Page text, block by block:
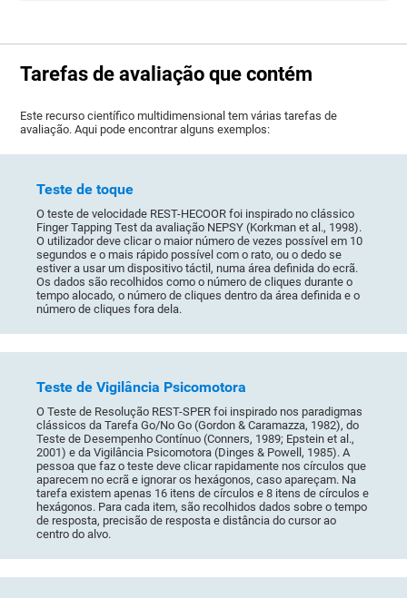
Tarefas de avaliação que contém
Este recurso científico multidimensional tem várias tarefas de
avaliação. Aqui pode encontrar alguns exemplos:
Teste de toque
O teste de velocidade REST-HECOOR foi inspirado no clássico
Finger Tapping Test da avaliação NEPSY (Korkman et al., 1998).
O utilizador deve clicar o maior número de vezes possível em 10
segundos e o mais rápido possível com o rato, ou o dedo se
estiver a usar um dispositivo táctil, numa área definida do ecrã.
Os dados são recolhidos como o número de cliques durante o
tempo alocado, o número de cliques dentro da área definida e o
número de cliques fora dela.
Teste de Vigilância Psicomotora
O Teste de Resolução REST-SPER foi inspirado nos paradigmas
clássicos da Tarefa Go/No Go (Gordon & Caramazza, 1982), do
Teste de Desempenho Contínuo (Conners, 1989; Epstein et al.,
2001) e da Vigilância Psicomotora (Dinges & Powell, 1985). A
pessoa que faz o teste deve clicar rapidamente nos círculos que
aparecem no ecrã e ignorar os hexágonos, caso apareçam. Na
tarefa existem apenas 16 itens de círculos e 8 itens de círculos e
hexágonos. Para cada item, são recolhidos dados sobre o tempo
de resposta, precisão de resposta e distância do cursor ao
centro do alvo.